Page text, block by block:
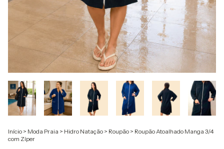
Início > Moda Praia > Hidro Natação > Roupão > Roupão Atoalhado Manga 3/4
com Zíper